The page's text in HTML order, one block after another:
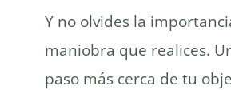
Y no olvides la
maniobra que realices.
paso más cerca de tu